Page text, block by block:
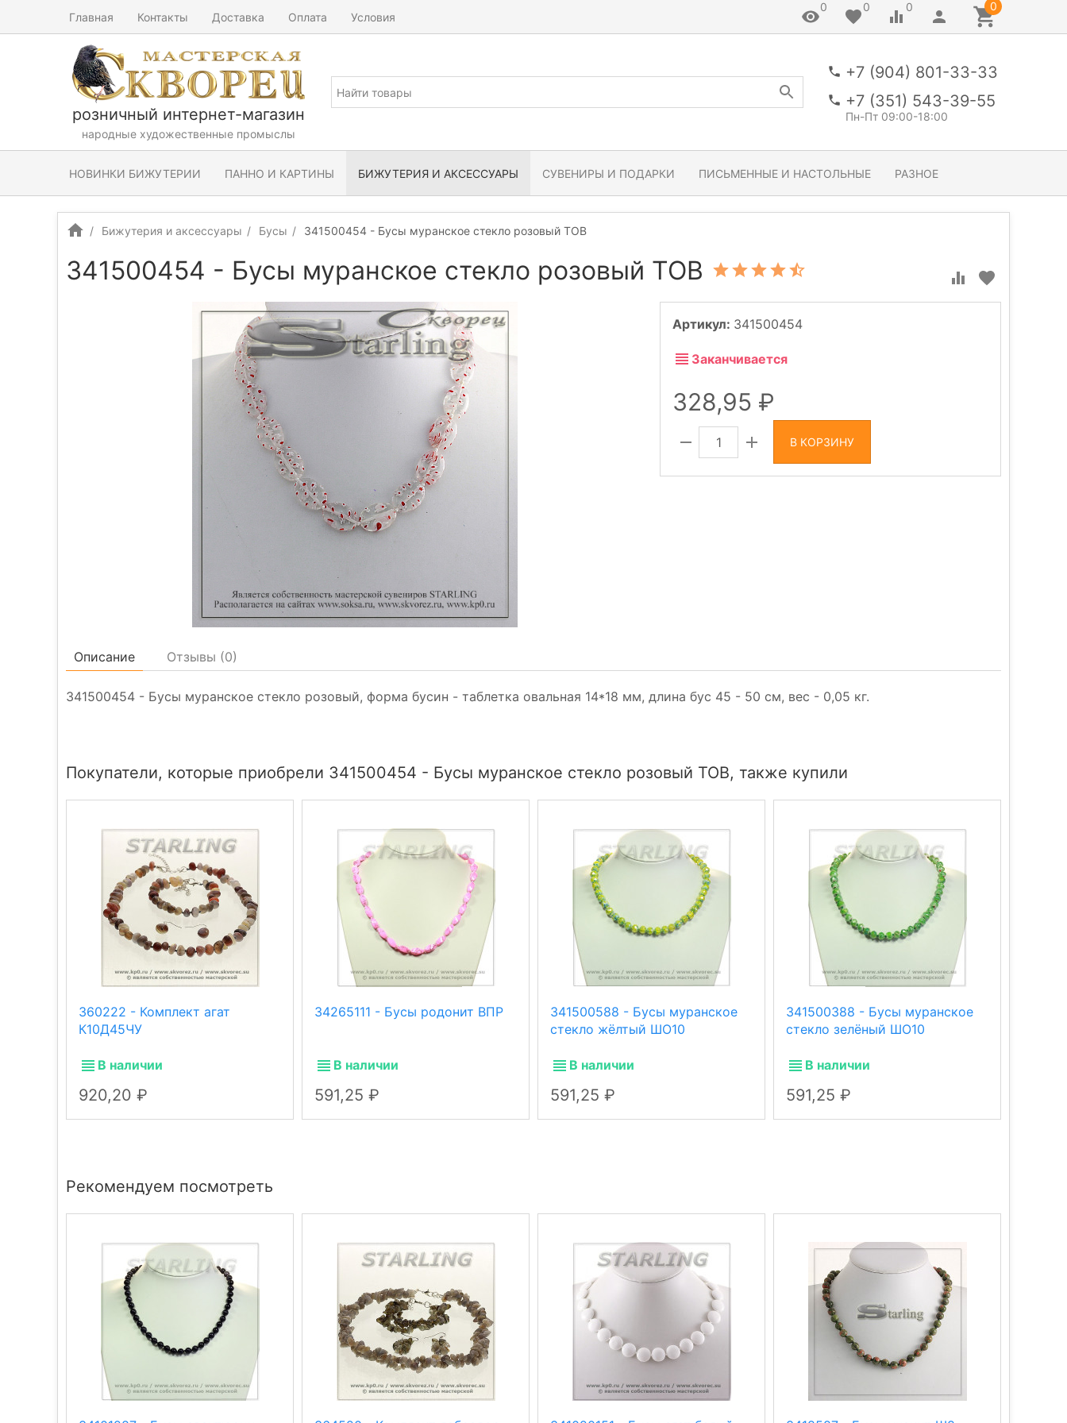
Главная Контакты Доставка Оплата Условия
0 0 0 0
розничный интернет-магазин
народные художественные промыслы
+7 (904) 801-33-33
+7 (351) 543-39-55
Пн-Пт 09:00-18:00
НОВИНКИ БИЖУТЕРИИ ПАННО И КАРТИНЫ БИЖУТЕРИЯ И АКСЕССУАРЫ СУВЕНИРЫ И ПОДАРКИ ПИСЬМЕННЫЕ И НАСТОЛЬНЫЕ РАЗНОЕ
Бижутерия и аксессуары Бусы 341500454 - Бусы муранское стекло розовый ТОВ
341500454 - Бусы муранское стекло розовый ТОВ
Артикул: 341500454
Заканчивается
328,95
В КОРЗИНУ
Описание Отзывы (0)
341500454 - Бусы муранское стекло розовый, форма бусин - таблетка овальная 14*18 мм, длина бус 45 - 50 см, вес - 0,05 кг.
Покупатели, которые приобрели 341500454 - Бусы муранское стекло розовый ТОВ, также купили
360222 - Комплект агат
К10Д45ЧУ
В наличии
920,20
34265111 - Бусы родонит ВПР
В наличии
591,25
341500588 - Бусы муранское
стекло жёлтый ШО10
В наличии
591,25
341500388 - Бусы муранское
стекло зелёный ШО10
В наличии
591,25
Рекомендуем посмотреть